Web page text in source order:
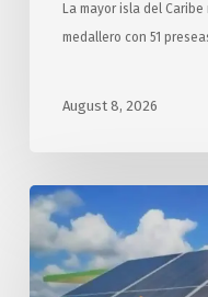
La mayor isla del
medallero con 51
August 8, 2026
Arriba
Cuba
segundo